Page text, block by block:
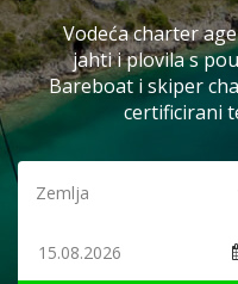
Vodeća charter
jahti i plovila s
Bareboat i skiper
certificirani